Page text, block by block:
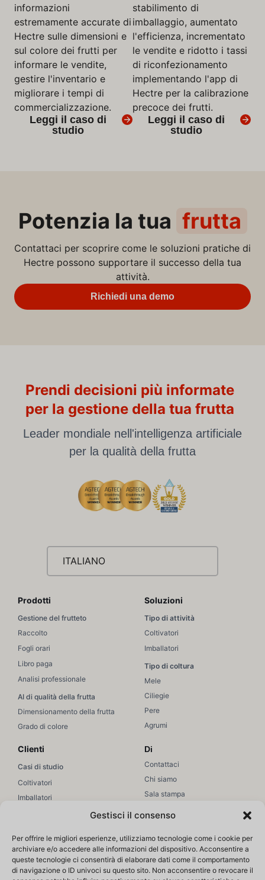
Gestisci il consenso
Per offrire le migliori esperienze, utilizziamo tecnologie come i cookie per
archiviare e/o accedere alle informazioni del dispositivo. Acconsentire a
queste tecnologie ci consentirà di elaborare dati come il comportamento
di navigazione o ID univoci su questo sito. Non acconsentire o revocare il
informazioni
estremamente accurate di
Hectre sulle dimensioni e
sul colore dei frutti per
informare le vendite,
gestire l'inventario e
migliorare i tempi di
commercializzazione.
Leggi il caso di
studio
stabilimento di
imballaggio, aumentato
l'efficienza, incrementato
le vendite e ridotto i tassi
di riconfezionamento
implementando l'app di
Hectre per la calibrazione
precoce dei frutti.
Leggi il caso di
studio
Potenzia la tua frutta
Contattaci per scoprire come le soluzioni pratiche di
Hectre possono supportare il successo della tua
attività.
Richiedi una demo
Prendi decisioni più informate
per la gestione della tua frutta
Leader mondiale nell'intelligenza artificiale
per la qualità della frutta
ITALIANO
Prodotti
Gestione del frutteto
Raccolto
Fogli orari
Libro paga
Analisi professionale
AI di qualità della frutta
Dimensionamento della frutta
Grado di colore
Soluzioni
Tipo di attività
Coltivatori
Imballatori
Tipo di coltura
Mele
Ciliegie
Pere
Agrumi
Clienti
Casi di studio
Coltivatori
Imballatori
Risorse
Istruzione
Seminari web
Di
Contattaci
Chi siamo
Sala stampa
Supporto Hectre
Articoli di aiuto
Login